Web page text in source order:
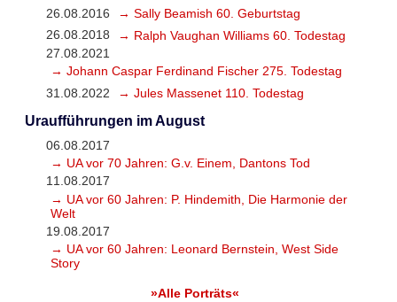
26.08.2016
→ Sally Beamish 60. Geburtstag
26.08.2018
→ Ralph Vaughan Williams 60. Todestag
27.08.2021
→ Johann Caspar Ferdinand Fischer 275. Todestag
31.08.2022
→ Jules Massenet 110. Todestag
Uraufführungen im August
06.08.2017
→ UA vor 70 Jahren: G.v. Einem, Dantons Tod
11.08.2017
→ UA vor 60 Jahren: P. Hindemith, Die Harmonie der
Welt
19.08.2017
→ UA vor 60 Jahren: Leonard Bernstein, West Side
Story
»Alle Porträts«